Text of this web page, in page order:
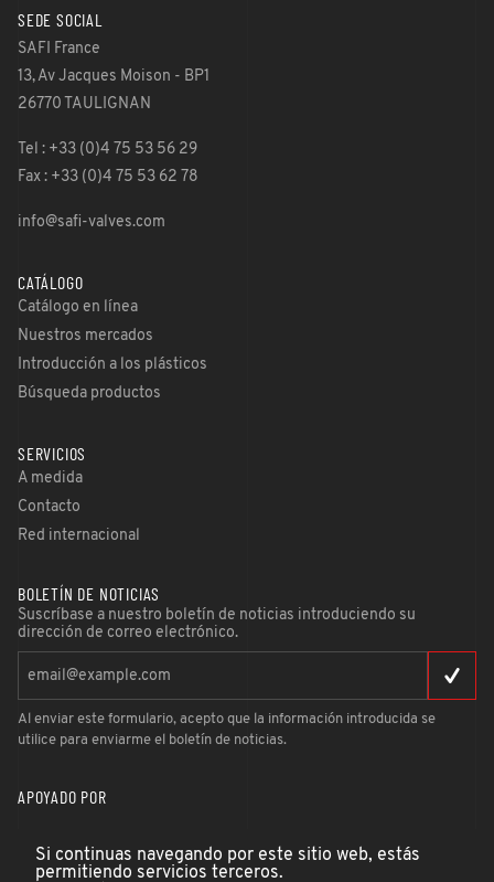
SEDE SOCIAL
SAFI France
13, Av Jacques Moison - BP1
26770 TAULIGNAN
Tel : +33 (0)4 75 53 56 29
Fax : +33 (0)4 75 53 62 78
info@safi-valves.com
CATÁLOGO
Catálogo en línea
Nuestros mercados
Introducción a los plásticos
Búsqueda productos
SERVICIOS
A medida
Contacto
Red internacional
BOLETÍN DE NOTICIAS
Suscríbase a nuestro boletín de noticias introduciendo su
dirección de correo electrónico.
Al enviar este formulario, acepto que la información introducida se
utilice para enviarme el boletín de noticias.
APOYADO POR
Si continuas navegando por este sitio web, estás
permitiendo servicios terceros.